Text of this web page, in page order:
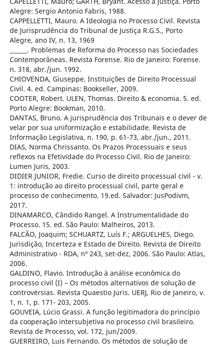
Alegre: Sergio Antonio Fabris, 1988.
CAPPELLETTI, Mauro. A Ideologia no Processo Civil. Revista
de Jurisprudência do Tribunal de Justiça R.G.S., Porto
Alegre, ano IV, n. 13, 1969
______. Problemas de Reforma do Processo nas Sociedades
Contemporâneas. Revista Forense. Rio de Janeiro: Forense.
n. 318, abr./jun. 1992.
CHIOVENDA, Giuseppe. Instituições de Direito Processual
Civil. 4. ed. Campinas: Bookseller, 2009.
COOTER, Robert. ULEN, Thomas. Direito & economia. 5. ed.
Porto Alegre: Bookman, 2010.
DANTAS, Bruno. A jurisprudência dos Tribunais e o dever de
velar por sua uniformização e estabilidade. Revista de
Informação Legislativa, n. 190, p. 61-73, abr./jun., 2011.
DIAS, Norma Chrissanto. Os Prazos Processuais e seus
reflexos na Efetividade do Processo Civil. Rio de Janeiro:
Lumen Juris, 2003.
DIDIER JUNIOR, Fredie. Curso de direito processual civil - v.
1: introdução ao direito processual civil, parte geral e
processo de conhecimento. 19.ed. Salvador: JusPodivm,
2017.
DINAMARCO, Cândido Rangel. A Instrumentalidade do
Processo. 15. ed. São Paulo: Malheiros, 2013.
FALCÃO, Joaquim; SCHUARTZ, Luís F.; ARGUELHES, Diego.
Jurisdição, Incerteza e Estado de Direito. Revista de Direito
Administrativo - RDA, nº 243, set-dez, 2006. São Paulo: Atlas,
2006.
GALDINO, Flavio. Introdução à análise econômica do
processo civil (I) – Os métodos alternativos de solução de
controvérsias. Revista Quaestio Juris. UERJ, Rio de Janeiro, v.
1, n. 1, p. 171- 203, 2005.
GOUVEIA, Lúcio Grassi. A função legitimadora do princípio
da cooperação intersubjetiva no processo civil brasileiro.
Revista de Processo, vol. 172, jun/2009.
GUERREIRO, Luis Fernando. Os métodos de solução de